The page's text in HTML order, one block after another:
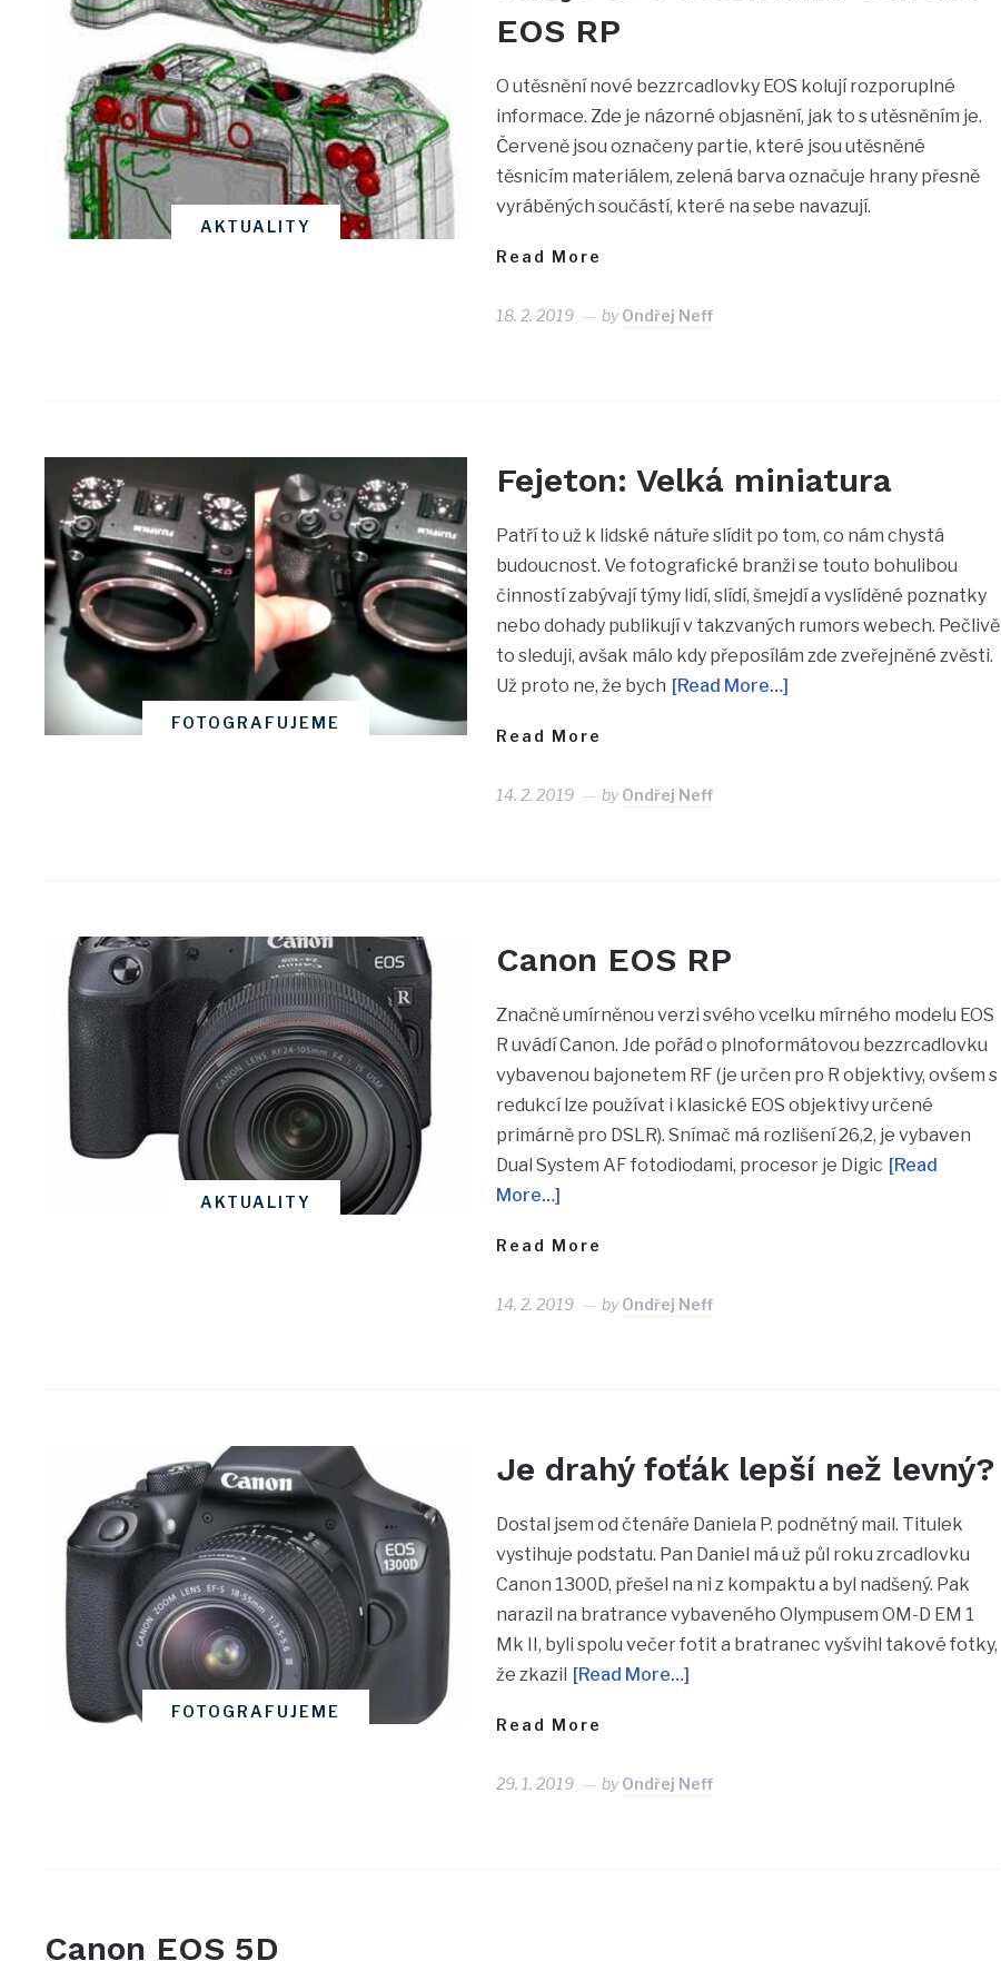
AKTUALITY
EOS RP
O utěsnění nové bezzrcadlovky EOS kolují rozporuplné
informace. Zde je názorné objasnění, jak to s utěsněním je.
Červeně jsou označeny partie, které jsou utěsněné
těsnicím materiálem, zelená barva označuje hrany přesně
vyráběných součástí, které na sebe navazují.
Read More
18. 2. 2019 byOndřej Neff
FOTOGRAFUJEME
Fejeton: Velká miniatura
Patří to už k lidské nátuře slídit po tom, co nám chystá
budoucnost. Ve fotografické branži se touto bohulibou
činností zabývají týmy lidí, slídí, šmejdí a vyslíděné poznatky
nebo dohady publikují v takzvaných rumors webech. Pečlivě
to sleduji, avšak málo kdy přeposílám zde zveřejněné zvěsti.
Už proto ne, že bych [Read More…]
Read More
14. 2. 2019 byOndřej Neff
AKTUALITY
Canon EOS RP
Značně umírněnou verzi svého vcelku mírného modelu EOS
R uvádí Canon. Jde pořád o plnoformátovou bezzrcadlovku
vybavenou bajonetem RF (je určen pro R objektivy, ovšem s
redukcí lze používat i klasické EOS objektivy určené
primárně pro DSLR). Snímač má rozlišení 26,2, je vybaven
Dual System AF fotodiodami, procesor je Digic [Read
More…]
Read More
14. 2. 2019 byOndřej Neff
FOTOGRAFUJEME
Je drahý foťák lepší než levný?
Dostal jsem od čtenáře Daniela P. podnětný mail. Titulek
vystihuje podstatu. Pan Daniel má už půl roku zrcadlovku
Canon 1300D, přešel na ni z kompaktu a byl nadšený. Pak
narazil na bratrance vybaveného Olympusem OM-D EM 1
Mk II, byli spolu večer fotit a bratranec vyšvihl takové fotky,
že zkazil [Read More…]
Read More
29. 1. 2019 byOndřej Neff
Canon EOS 5D